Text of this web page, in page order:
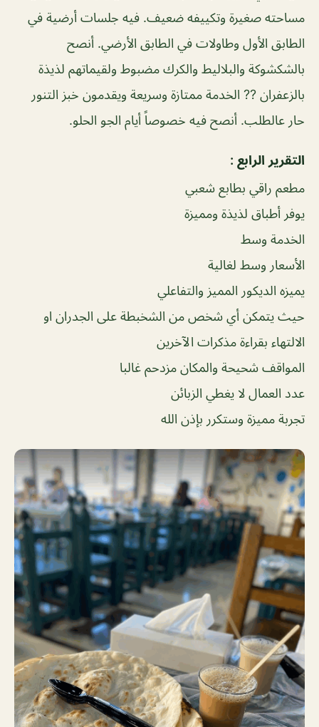
مساحته صغيرة وتكييفه ضعيف. فيه جلسات أرضية في
الطابق الأول وطاولات في الطابق الأرضي. أنصح
بالشكشوكة والبلاليط والكرك مضبوط ولقيماتهم لذيذة
بالزعفران ?? الخدمة ممتازة وسريعة ويقدمون خبز التنور
حار عالطلب. أنصح فيه خصوصاً أيام الجو الحلو.
التقرير الرابع :
مطعم راقي بطابع شعبي
يوفر أطباق لذيذة ومميزة
الخدمة وسط
الأسعار وسط لغالية
يميزه الديكور المميز والتفاعلي
حيث يتمكن أي شخص من الشخبطة على الجدران او
الالتهاء بقراءة مذكرات الآخرين
المواقف شحيحة والمكان مزدحم غالبا
عدد العمال لا يغطي الزبائن
تجربة مميزة وستكرر بإذن الله